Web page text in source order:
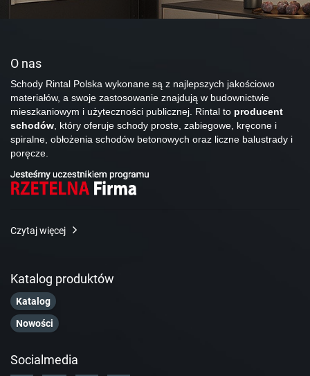
O nas
Schody Rintal Polska wykonane są z najlepszych jakościowo
materiałów, a swoje zastosowanie znajdują w budownictwie
mieszkaniowym i użyteczności publicznej. Rintal to producent
schodów, który oferuje schody proste, zabiegowe, kręcone i
spiralne, obłożenia schodów betonowych oraz liczne balustrady i
poręcze.
Czytaj więcej
Katalog produktów
Katalog
Nowości
Socialmedia